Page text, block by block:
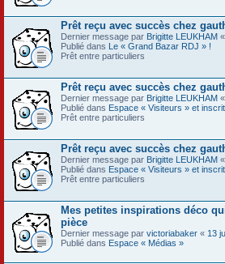
Prêt reçu avec succès chez
Dernier message par Brigitte LEUKHAM «
Publié dans Le « Grand Bazar RDJ » !
Prêt entre particuliers
Prêt reçu avec succès chez
Dernier message par Brigitte LEUKHAM «
Publié dans Espace « Visiteurs » et
Prêt entre particuliers
Prêt reçu avec succès chez
Dernier message par Brigitte LEUKHAM «
Publié dans Espace « Visiteurs » et
Prêt entre particuliers
Mes petites inspirations déco
pièce
Dernier message par victoriabaker « 13
Publié dans Espace « Médias »